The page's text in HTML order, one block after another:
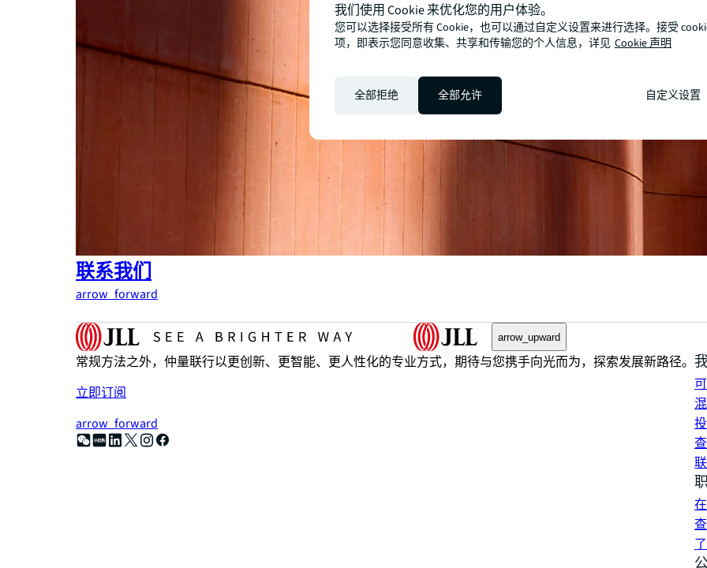
联系我们
arrow_forward
arrow_upward
常规方法之外，仲量联行以更创新、更智能、更人性化的专业方式，期待与您携手向光而为，探索发展新路径。
立即订阅
arrow_forward
我们使用 Cookie 来优化您的用户体验。
您可以选择接受所有 Cookie，也可以通过自定义设置来进行选择。接受
项，即表示您同意收集、共享和传输您的个人信息，详见 Cookie 声明
全部拒绝 全部允许 自定义设置